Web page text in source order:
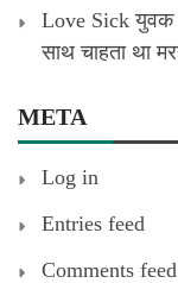
Love Sick युवक
साथ चाहता था
META
Log in
Entries feed
Comments feed